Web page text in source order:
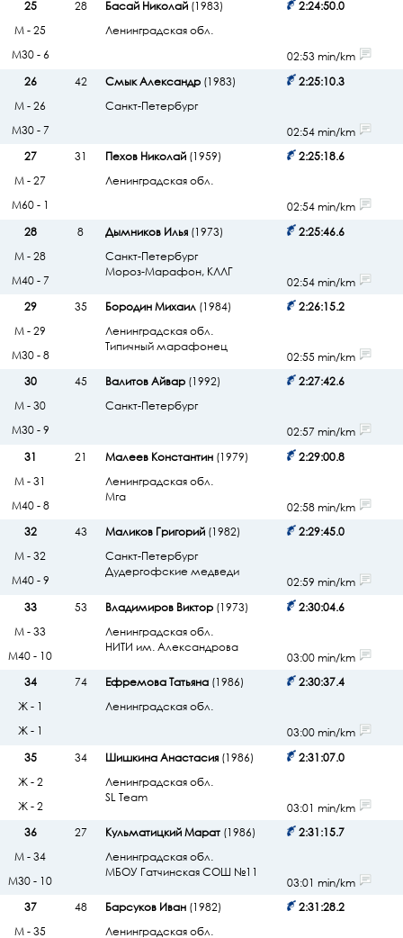
25 28 Басай Николай(1983)
Ленинградская обл.
2:24:50.0
М - 25
М30 - 6
02:53 min/km
26
42 Смык Александр(1983)
Санкт-Петербург
2:25:10.3
М - 26
М30 - 7
02:54 min/km
27
31 Пехов Николай(1959)
Ленинградская обл.
2:25:18.6
М - 27
М60 - 1
02:54 min/km
28
8 Дымников Илья(1973)
Санкт-Петербург
Мороз-Марафон, КЛЛГ
2:25:46.6
М - 28
М40 - 7
02:54 min/km
29
35 Бородин Михаил(1984)
Ленинградская обл.
Типичный марафонец
2:26:15.2
М - 29
М30 - 8
02:55 min/km
30
45 Валитов Айвар(1992)
Санкт-Петербург
2:27:42.6
М - 30
М30 - 9
02:57 min/km
31
21 Малеев Константин(1979)
Ленинградская обл.
Мга
2:29:00.8
М - 31
М40 - 8
02:58 min/km
32
43 Маликов Григорий(1982)
Санкт-Петербург
Дудергофские медведи
2:29:45.0
М - 32
М40 - 9
02:59 min/km
33
53 Владимиров Виктор(1973)
Ленинградская обл.
НИТИ им. Александрова
2:30:04.6
М - 33
М40 - 10
03:00 min/km
34
74 Ефремова Татьяна(1986)
Ленинградская обл.
2:30:37.4
Ж - 1
Ж - 1
03:00 min/km
35
34 Шишкина Анастасия(1986)
Ленинградская обл.
SL Team
2:31:07.0
Ж - 2
Ж - 2
03:01 min/km
36
27 Кульматицкий Марат(1986)
Ленинградская обл.
МБОУ Гатчинская СОШ №11
2:31:15.7
М - 34
М30 - 10
03:01 min/km
37
48 Барсуков Иван(1982)
Ленинградская обл.
2:31:28.2
М - 35